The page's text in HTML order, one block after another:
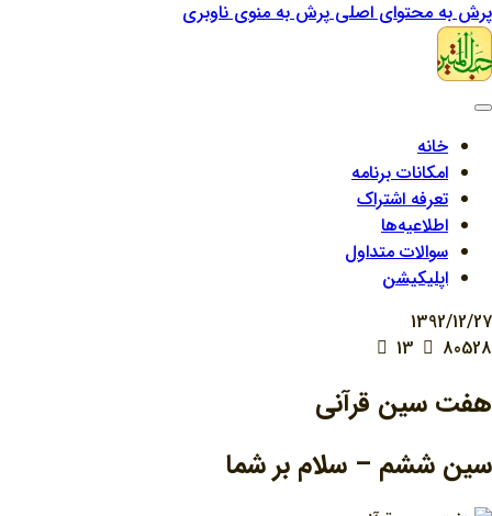
پرش به محتوای اصلیپرش به منوی ناوبری
خانه
امکانات برنامه
تعرفه اشتراک
اطلاعیه‌ها
سوالات متداول
اپلیکیشن
1392/12/27
80528
هفت سين قرآني
سين ششم – سلام بر شما